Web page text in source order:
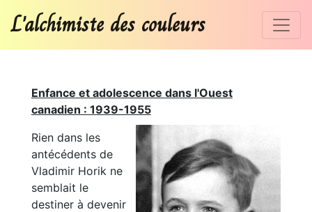
L'alchimiste des couleurs
Enfance et adolescence dans l'Ouest
canadien : 1939-1955
Rien dans les
antécédents de
Vladimir Horik ne
semblait le
destiner à devenir